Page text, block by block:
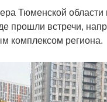
Тюменской области
прошли встречи,
комплексом региона.